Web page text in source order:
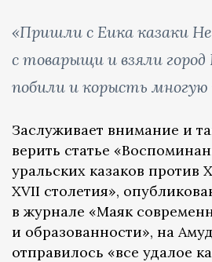
«Пришли с Еика казаки
с товарыщи и взяли
побили и корысть
Заслуживает внимание и
верить статье
уральских казаков против
XVII столетия»,
в журнале «Маяк
и образованности», на
отправилось «все удалое